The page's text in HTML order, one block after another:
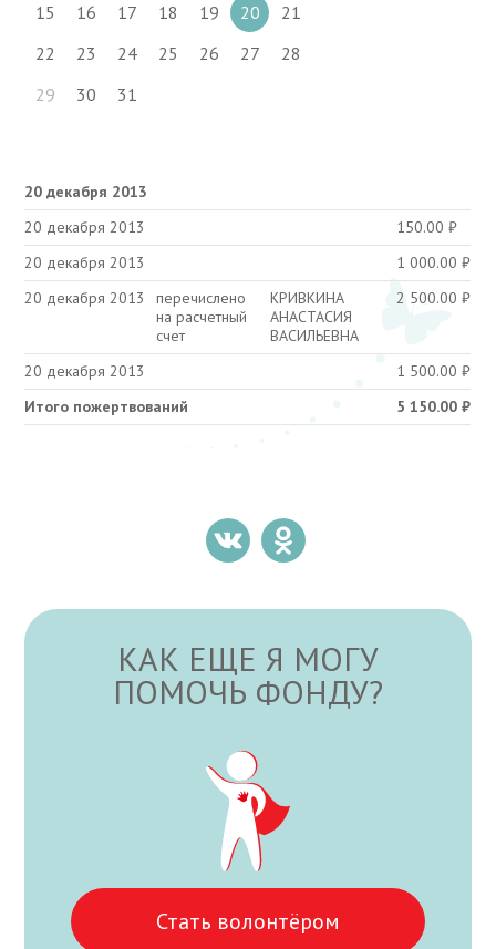
15
16 17 18 19 20
21
22
23 24 25 26 27
28
29
30 31
20 декабря 2013
20 декабря 2013
150.00₽
20 декабря 2013
1 000.00₽
20 декабря 2013
перечислено
на расчетный
счет
КРИВКИНА
АНАСТАСИЯ
ВАСИЛЬЕВНА
2 500.00₽
20 декабря 2013 1 500.00₽
Итого пожертвований
5 150.00₽
КАК ЕЩЕ Я МОГУ
ПОМОЧЬ ФОНДУ?
Стать волонтёром